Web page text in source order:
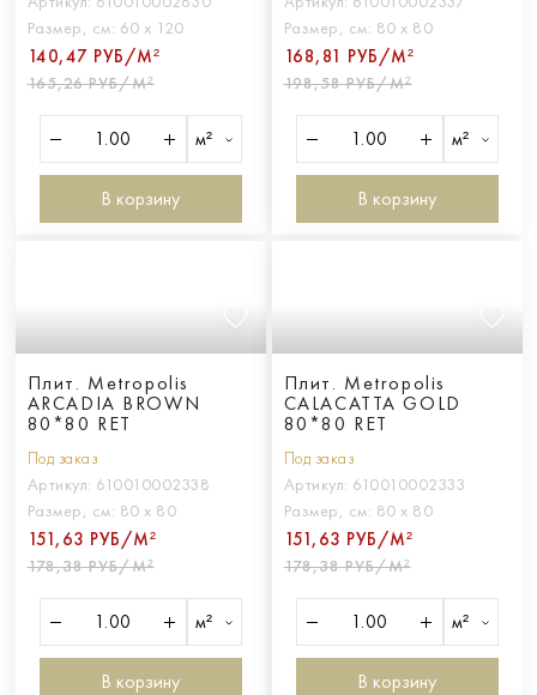
Размер, см: 60 х 120
140,47 РУБ/М²
165,26 РУБ/М²
м²
В корзину
Размер, см: 80 х 80
168,81 РУБ/М²
198,58 РУБ/М²
м²
В корзину
Плит. Metropolis
ARCADIA BROWN
80*80 RET
Под заказ
Артикул: 610010002338
Размер, см: 80 х 80
151,63 РУБ/М²
178,38 РУБ/М²
м²
В корзину
Плит. Metropolis
CALACATTA GOLD
80*80 RET
Под заказ
Артикул: 610010002333
Размер, см: 80 х 80
151,63 РУБ/М²
178,38 РУБ/М²
м²
В корзину